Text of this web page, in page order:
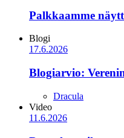
Palkkaamme
Blogi
17.6.2026
Blogiarvio:
Dracula
Video
11.6.2026